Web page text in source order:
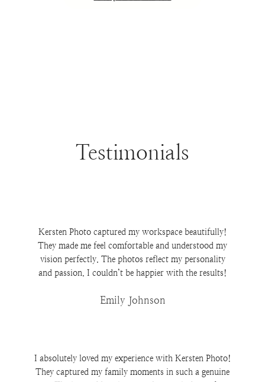
Testimonials
Kersten Photo captured my workspace beautifully!
They made me feel comfortable and understood my
vision perfectly. The photos reflect my personality
and passion. I couldn’t be happier with the results!
Emily Johnson
I absolutely loved my experience with Kersten Photo!
They captured my family moments in such a genuine